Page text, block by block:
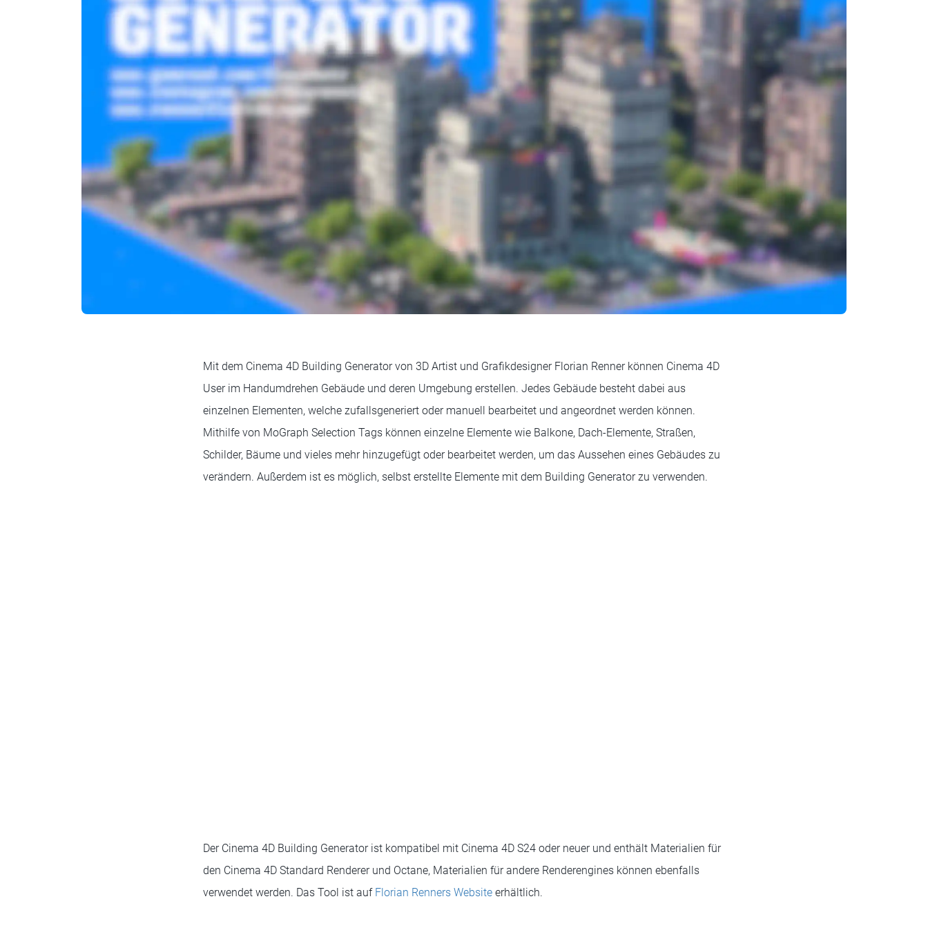
Mit dem Cinema 4D Building Generator von 3D Artist und Grafikdesigner Florian Renner können Cinema 4D
User im Handumdrehen Gebäude und deren Umgebung erstellen. Jedes Gebäude besteht dabei aus
einzelnen Elementen, welche zufallsgeneriert oder manuell bearbeitet und angeordnet werden können.
Mithilfe von MoGraph Selection Tags können einzelne Elemente wie Balkone, Dach-Elemente, Straßen,
Schilder, Bäume und vieles mehr hinzugefügt oder bearbeitet werden, um das Aussehen eines Gebäudes zu
verändern. Außerdem ist es möglich, selbst erstellte Elemente mit dem Building Generator zu verwenden.
Der Cinema 4D Building Generator ist kompatibel mit Cinema 4D S24 oder neuer und enthält Materialien für
den Cinema 4D Standard Renderer und Octane, Materialien für andere Renderengines können ebenfalls
verwendet werden. Das Tool ist auf Florian Renners Website erhältlich.